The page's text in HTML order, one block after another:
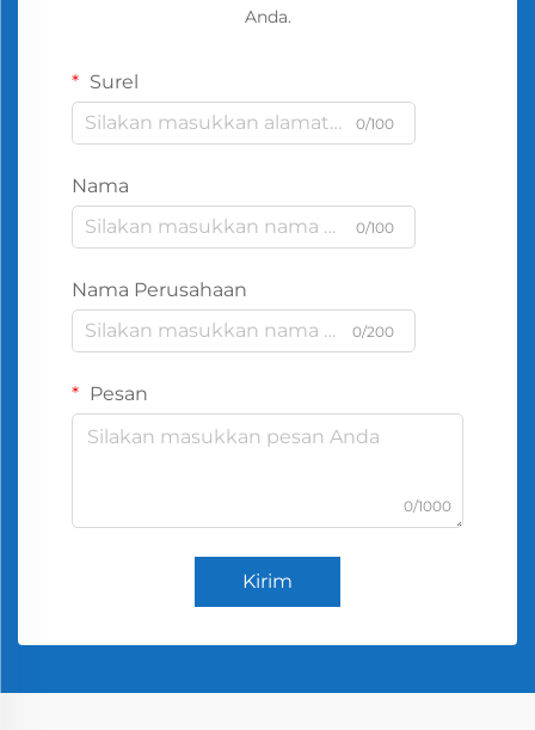
Anda.
Surel
0/100
Nama
0/100
Nama Perusahaan
0/200
Pesan
0/1000
Kirim